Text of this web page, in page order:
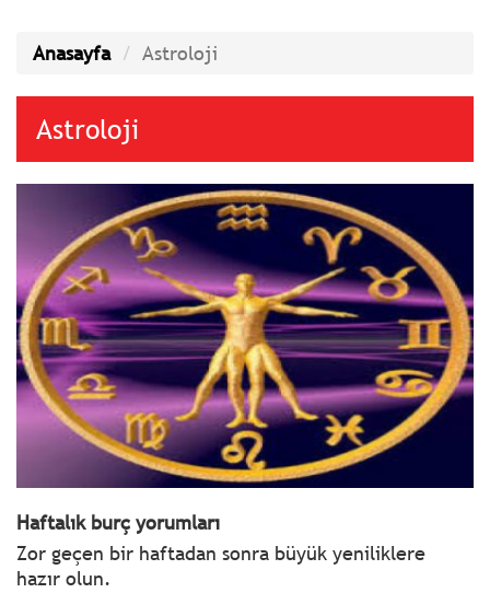
Anasayfa Astroloji
Astroloji
Haftalık burç yorumları
Zor geçen bir haftadan sonra büyük yeniliklere
hazır olun.